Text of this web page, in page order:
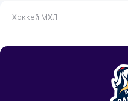
Хоккей МХЛ